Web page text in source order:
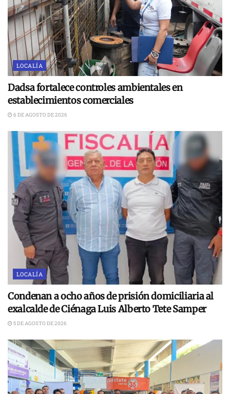
LOCALÍA
Dadsa fortalece controles ambientales en
establecimientos comerciales
6 DE AGOSTO DE 2026
LOCALÍA
Condenan a ocho años de prisión domiciliaria al
exalcalde de Ciénaga Luis Alberto Tete Samper
5 DE AGOSTO DE 2026